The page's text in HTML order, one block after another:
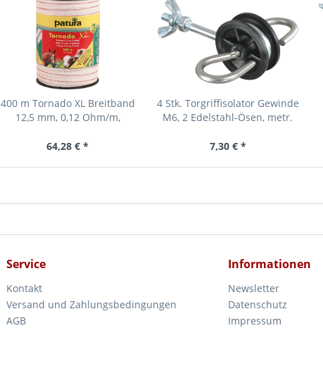
400 m Tornado XL Breitband
12,5 mm, 0,12 Ohm/m,
weiss-orange
64,28 € *
4 Stk. Torgriffisolator Gewinde
M6, 2 Edelstahl-Ösen, metr.
7,30 € *
Service
Kontakt
Versand und Zahlungsbedingungen
AGB
Informationen
Newsletter
Datenschutz
Impressum